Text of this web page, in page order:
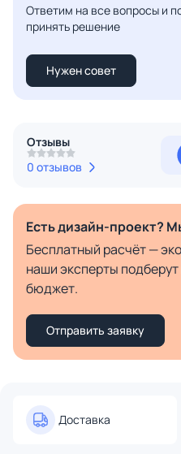
Ответим на все вопросы и
принять решение
Нужен совет
Отзывы
0 отзывов
Есть дизайн-проект?
Бесплатный расчёт —
наши эксперты
бюджет.
Отправить заявку
Доставка